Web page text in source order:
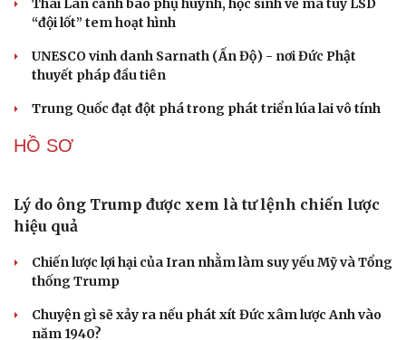
tên lửa?
Xung đột Mỹ - Iran tạo hiệu ứng domino, Ukraine chịu
ảnh hưởng
ASEAN 59 năm thành lập: Khẳng định bản lĩnh và giá trị
sức hút
Khủng hoảng tên lửa Patriot đẩy NATO vào thế lưỡng
Đột phá hiếm hoi tại Gaza giữa những hoài nghi
CUỘC SỐNG ĐÓ ĐÂY
tù giam khủng bố